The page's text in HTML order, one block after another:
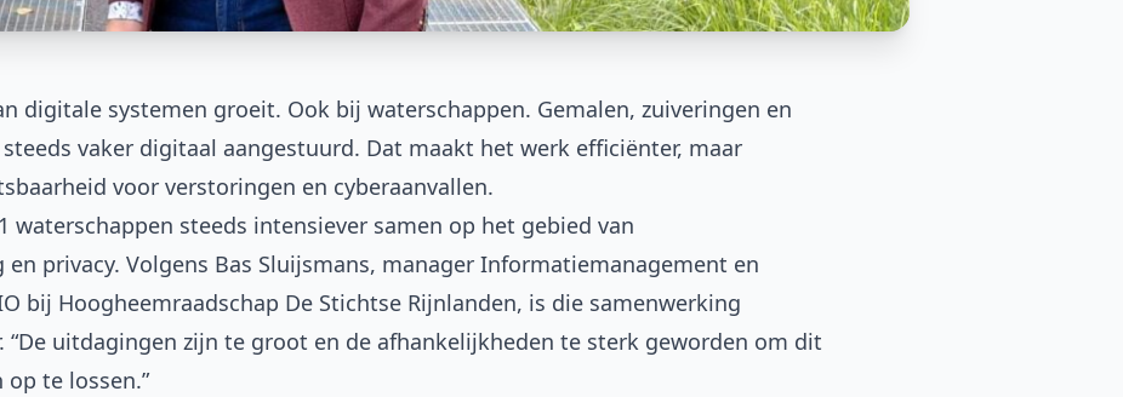
digitale systemen groeit. Ook bij waterschappen. Gemalen, zuiveringen en
vaker digitaal aangestuurd. Dat maakt het werk efficiënter, maar
voor verstoringen en cyberaanvallen.
waterschappen steeds intensiever samen op het gebied van
privacy. Volgens Bas Sluijsmans, manager Informatiemanagement en
bij Hoogheemraadschap De Stichtse Rijnlanden, is die samenwerking
“De uitdagingen zijn te groot en de afhankelijkheden te sterk geworden om dit
te lossen.”